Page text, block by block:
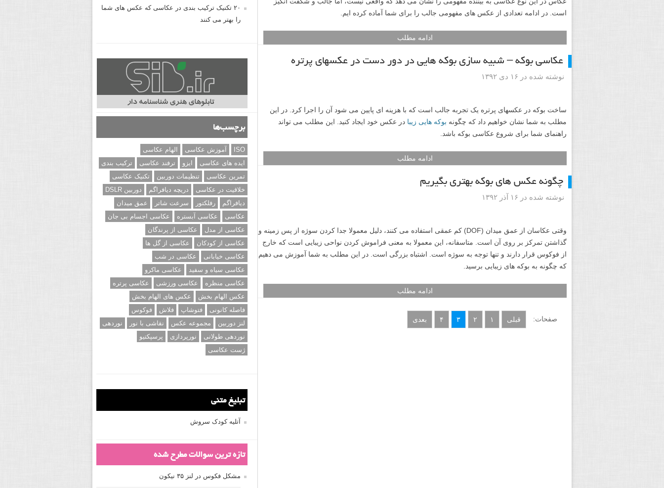
عکاسی، هنری همراه با خلاقیت است که این روز ها طرفداران بسیاری دارد. در قدیم، زمانی که عکاسی در
مراحل ابتدایی خود بود، بین مردم به عنوان یک سرگرمی شناخته می شد. مردمی که دوربین داشتند از آن در
مناسبت های خاص استفاده می کردند. اما در طی سال ها عکاسی نه تنها به عنوان یک هنر، بلکه به عنوان یک
سر و کار دارد. عکاسی مفهومی به طور گسترده ای در دنیای تبلیغات استفاده می شود. ایده پشت عکاسی
مفهومی، بر قرار کردن رابطه بین یک واقعیت و خیال است. این یعنی کنار هم گذاشتن دنیای واقعی و خیالی.
است. در ادامه تعدادی از عکس های مفهومی جالب را برای شما آماده کرده ایم.
ادامه مطلب
عکاسی بوکه – شبیه سازی بوکه هایی در دور دست در عکسهای پرتره
نوشته شده در ۱۶ دی ۱۳۹۲
۲۰ تکنیک ترکیب بندی در عکاسی که عکس های شما
را بهتر می کنند
برچسب‌ها
ISO آموزش عکاسی
الهام عکاسی
ایده های عکاسی
ایزو ترفند عکاسی
ترکیب بندی
تمرین عکاسی
تنظیمات دوربین
تکنیک عکاسی
خلاقیت در عکاسی
دریچه دیافراگم
دوربین DSLR
دیافراگم
رفلکتور سرعت شاتر
عمق میدان
عکاسی
عکاسی آبستره
عکاسی اجسام بی جان
عکاسی از مدل
عکاسی از پرندگان
عکاسی از کودکان
عکاسی از گل ها
عکاسی خیابانی
عکاسی در شب
عکاسی سیاه و سفید
عکاسی ماکرو
عکاسی منظره
عکاسی ورزشی
عکاسی پرتره
عکس الهام بخش
عکس های الهام بخش
فاصله کانونی
فتوشاپ فلاش
فوکوس
لنز دوربین
مجموعه عکس نقاشی با نور
نوردهی
نوردهی طولانی
نورپردازی
پرسپکتیو
ژست عکاسی
تبلیغ متنی
آتلیه کودک سروش
تازه ترین سوالات مطرح شده
مشکل فکوس در لنز ۳۵ نیکون